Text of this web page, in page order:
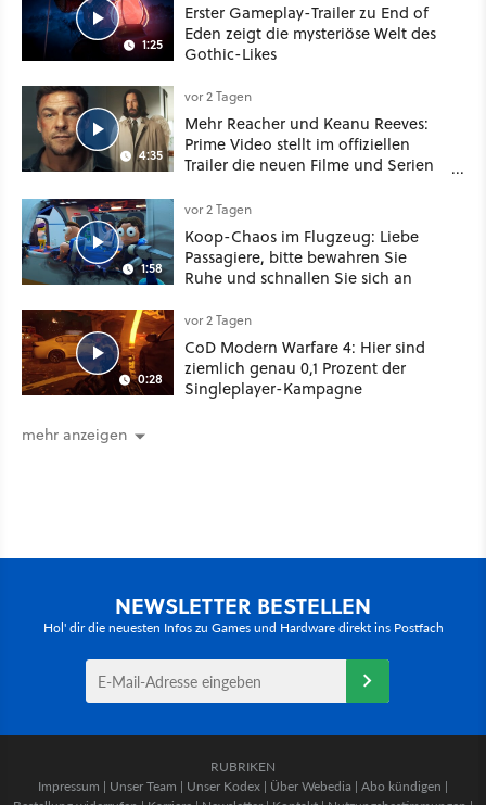
1:25
Erster Gameplay-Trailer zu End of
Eden zeigt die mysteriöse Welt des
Gothic-Likes
4:35
vor 2 Tagen
Mehr Reacher und Keanu Reeves:
Prime Video stellt im offiziellen
Trailer die neuen Filme und Serien
1:58
vor 2 Tagen
Koop-Chaos im Flugzeug: Liebe
Passagiere, bitte bewahren Sie
Ruhe und schnallen Sie sich an
0:28
vor 2 Tagen
CoD Modern Warfare 4: Hier sind
ziemlich genau 0,1 Prozent der
Singleplayer-Kampagne
mehr anzeigen
NEWSLETTER BESTELLEN
Hol' dir die neuesten Infos zu Games und Hardware direkt ins Postfach
RUBRIKEN
Impressum | Unser Team | Unser Kodex | Über Webedia | Abo kündigen |